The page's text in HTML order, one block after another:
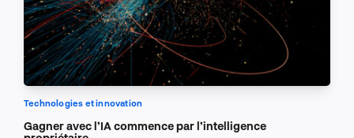
Technologies et innovation
Gagner avec l’IA commence par l’intelligence